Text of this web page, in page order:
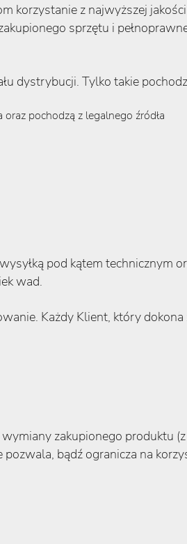
korzystanie z najwyższej
sprzętu i
dystrybucji. Tylko takie
pochodzą z legalnego źródła
pod kątem technicznym
wad.
Każdy Klient, który
zakupionego produktu
bądź ogranicza na